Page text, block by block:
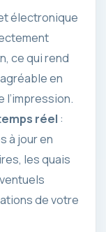
électronique
ce qui rend
en
l’impression.
réel :
à jour en
les quais
de votre